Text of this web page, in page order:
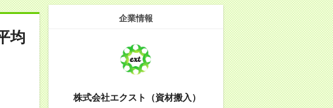
均
企業情報
株式会社エクスト（資材搬入）